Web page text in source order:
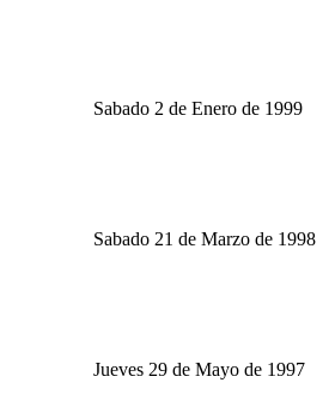
Sabado 2 de Enero de 1999
Sabado 21 de Marzo de 1998
Jueves 29 de Mayo de 1997